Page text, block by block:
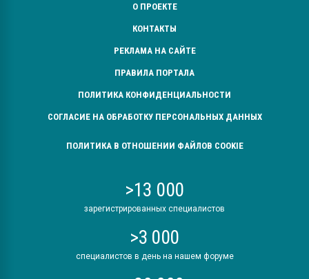
О ПРОЕКТЕ
КОНТАКТЫ
РЕКЛАМА НА САЙТЕ
ПРАВИЛА ПОРТАЛА
ПОЛИТИКА КОНФИДЕНЦИАЛЬНОСТИ
СОГЛАСИЕ НА ОБРАБОТКУ ПЕРСОНАЛЬНЫХ ДАННЫХ
ПОЛИТИКА В ОТНОШЕНИИ ФАЙЛОВ COOKIE
>13 000
зарегистрированных специалистов
>3 000
специалистов в день на нашем форуме